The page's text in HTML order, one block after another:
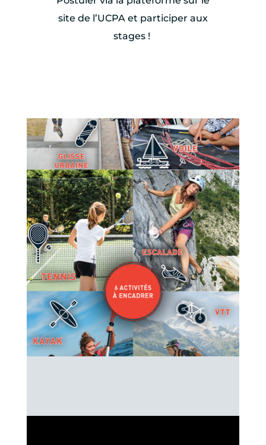
site de l’UCPA et participer aux
stages !